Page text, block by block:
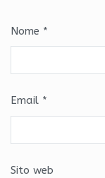
Nome *
Email *
Sito web